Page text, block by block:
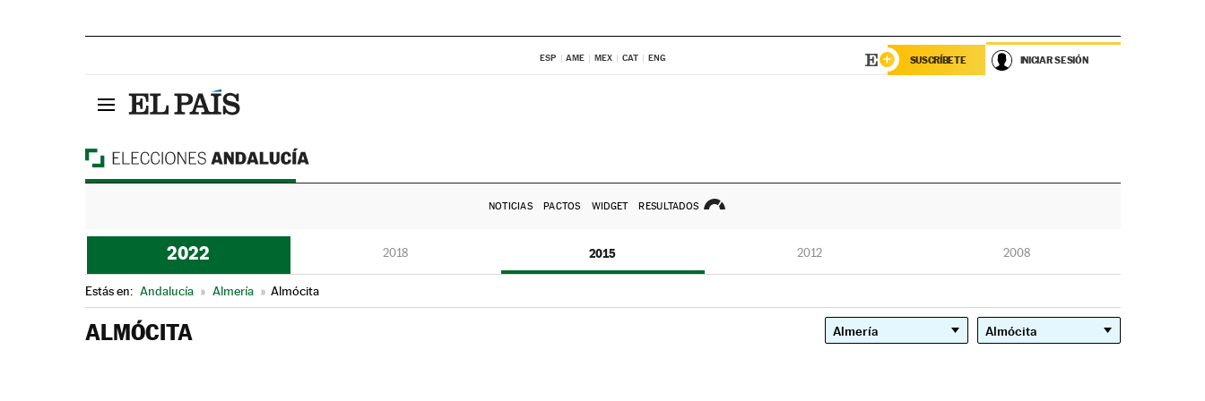
ESP AME MEX CAT ENG SUSCRÍBETE INICIAR SESIÓN
NOTICIAS PACTOS WIDGET RESULTADOS
2022 2018 2015 2012 2008
Estás en: Andalucía » Almería » Almócita
ALMÓCITA